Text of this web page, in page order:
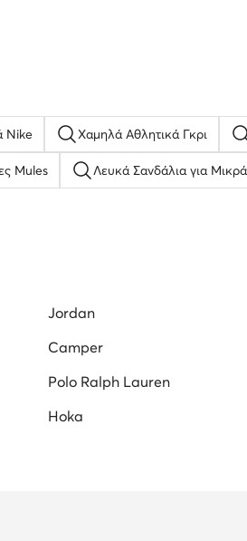
Nike Χαμηλά Αθλητικά Γκρι
Mules Λευκά Σανδάλια για Μικρά
Jordan
Camper
Polo Ralph Lauren
Hoka